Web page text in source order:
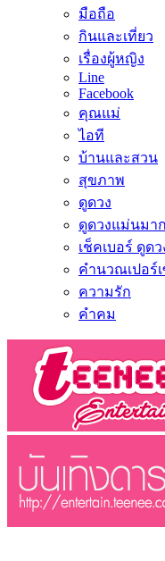
มือถือ
กินและเที่ยว
เรื่องผู้หญิง
Line
Facebook
คุณแม่
ไอที
บ้านและสวน
สุขภาพ
ดูดวง
ดูดวงแม่นมาก
เช็คเบอร์ ดูด
คำนวณเปอร์
ความรัก
คำคม